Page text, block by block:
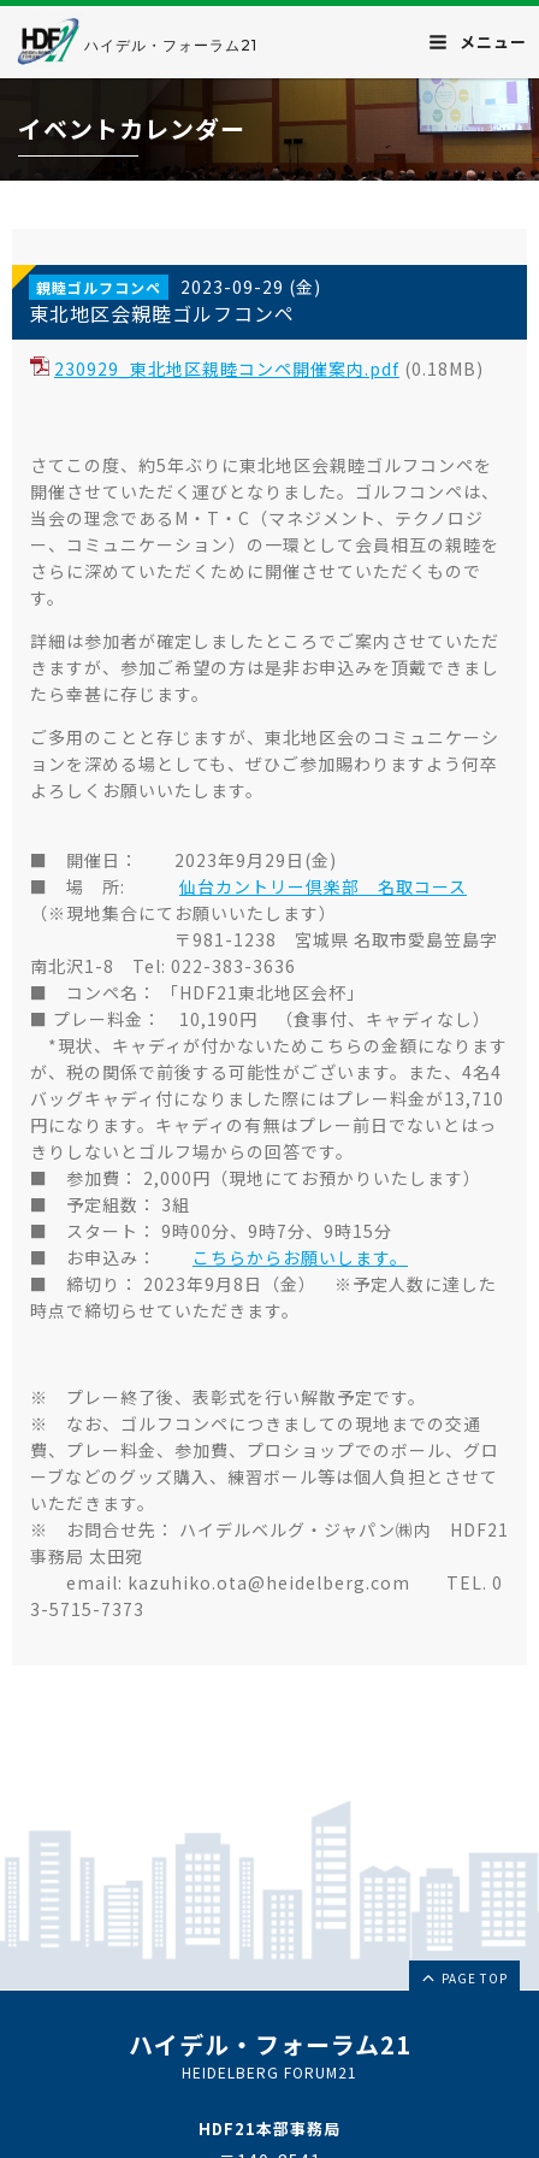
ハイデル・フォーラム21 メニュー
イベントカレンダー
親睦ゴルフコンペ 2023-09-29 (金)
東北地区会親睦ゴルフコンペ
230929_東北地区親睦コンペ開催案内.pdf (0.18MB)
さてこの度、約5年ぶりに東北地区会親睦ゴルフコンペを
開催させていただく運びとなりました。ゴルフコンペは、
当会の理念であるM・T・C（マネジメント、テクノロジ
ー、コミュニケーション）の一環として会員相互の親睦を
さらに深めていただくために開催させていただくもので
す。
詳細は参加者が確定しましたところでご案内させていただ
きますが、参加ご希望の方は是非お申込みを頂戴できまし
たら幸甚に存じます。
ご多用のことと存じますが、東北地区会のコミュニケーシ
ョンを深める場としても、ぜひご参加賜わりますよう何卒
よろしくお願いいたします。
■ 開催日： 2023年9月29日(金)
■ 場 所: 仙台カントリー倶楽部　名取コース
（※現地集合にてお願いいたします）
〒981-1238 宮城県 名取市愛島笠島字
南北沢1-8 Tel: 022-383-3636
■ コンペ名：
「HDF21東北地区会杯」
■ プレー料金： 10,190円 （食事付、キャディなし）
*現状、キャディが付かないためこちらの金額になります
が、税の関係で前後する可能性がございます。また、4名4
バッグキャディ付になりました際にはプレー料金が13,710
円になります。キャディの有無はプレー前日でないとはっ
きりしないとゴルフ場からの回答です。
■ 参加費： 2,000円（現地にてお預かりいたします）
■ 予定組数： 3組
■ スタート： 9時00分、9時7分、9時15分
■ お申込み： こちらからお願いします。
■ 締切り： 2023年9月8日（金） ※予定人数に達した
時点で締切らせていただきます。
※ プレー終了後、表彰式を行い解散予定です。
※ なお、ゴルフコンペにつきましての現地までの交通
費、プレー料金、参加費、プロショップでのボール、グロ
ーブなどのグッズ購入、練習ボール等は個人負担とさせて
いただきます。
※ お問合せ先： ハイデルベルグ・ジャパン㈱内 HDF21
事務局 太田宛
email: kazuhiko.ota@heidelberg.com TEL. 0
3-5715-7373
PAGE TOP
ハイデル・フォーラム21
HEIDELBERG FORUM21
HDF21本部事務局